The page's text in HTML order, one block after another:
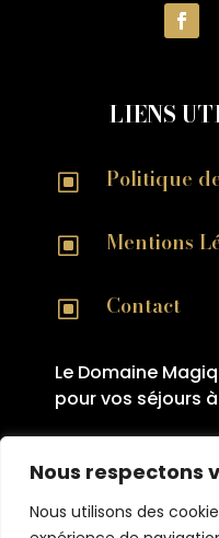
Nous respectons
Nous utilisons des
LIENS
W Politique
W Mentions
W Contact
Le Domaine
pour vos séjours